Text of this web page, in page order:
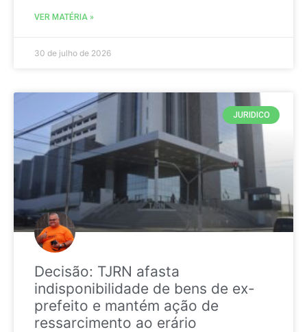
VER MATÉRIA »
30 de julho de 2026
JURIDICO
Decisão: TJRN afasta
indisponibilidade de bens de ex-
prefeito e mantém ação de
ressarcimento ao erário